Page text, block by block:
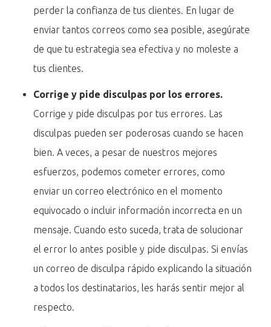
perder la confianza de tus clientes. En lugar de
enviar tantos correos como sea posible, asegúrate
de que tu estrategia sea efectiva y no moleste a
tus clientes.
Corrige y pide disculpas por los errores.
Corrige y pide disculpas por tus errores. Las
disculpas pueden ser poderosas cuando se hacen
bien. A veces, a pesar de nuestros mejores
esfuerzos, podemos cometer errores, como
enviar un correo electrónico en el momento
equivocado o incluir información incorrecta en un
mensaje. Cuando esto suceda, trata de solucionar
el error lo antes posible y pide disculpas. Si envías
un correo de disculpa rápido explicando la situación
a todos los destinatarios, les harás sentir mejor al
respecto.